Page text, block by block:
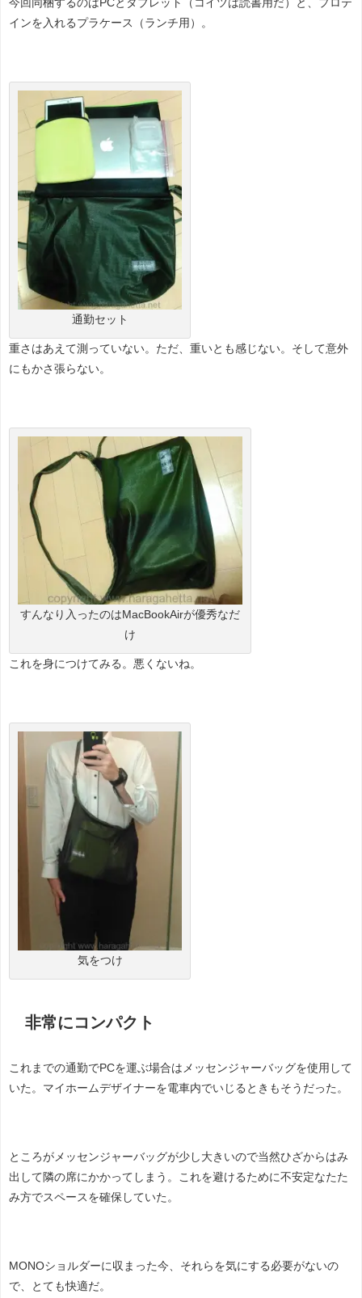
今回同梱するのはPCとタブレット（コイツは読書用だ）と、プロテ
インを入れるプラケース（ランチ用）。
通勤セット
重さはあえて測っていない。ただ、重いとも感じない。そして意外
にもかさ張らない。
すんなり入ったのはMacBookAirが優秀なだ
け
これを身につけてみる。悪くないね。
気をつけ
非常にコンパクト
これまでの通勤でPCを運ぶ場合はメッセンジャーバッグを使用して
いた。マイホームデザイナーを電車内でいじるときもそうだった。
ところがメッセンジャーバッグが少し大きいので当然ひざからはみ
出して隣の席にかかってしまう。これを避けるために不安定なたた
み方でスペースを確保していた。
MONOショルダーに収まった今、それらを気にする必要がないの
で、とても快適だ。